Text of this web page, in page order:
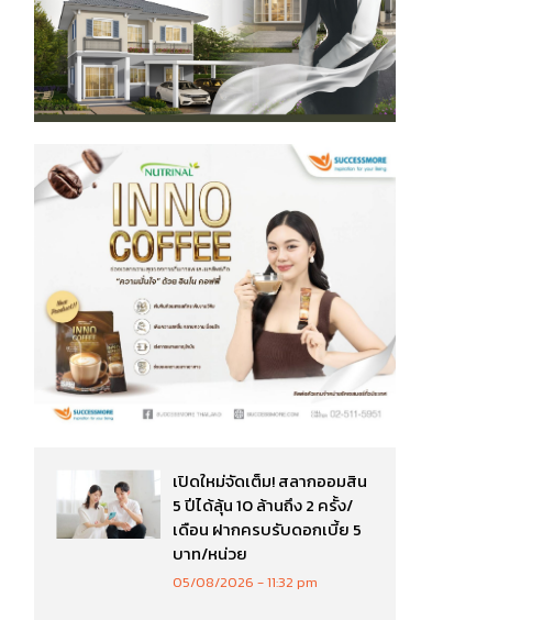
เปิดใหม่จัดเต็ม! สลากออมสิน
5 ปีได้ลุ้น 10 ล้านถึง 2 ครั้ง/
เดือน ฝากครบรับดอกเบี้ย 5
บาท/หน่วย
05/08/2026 11:32 pm